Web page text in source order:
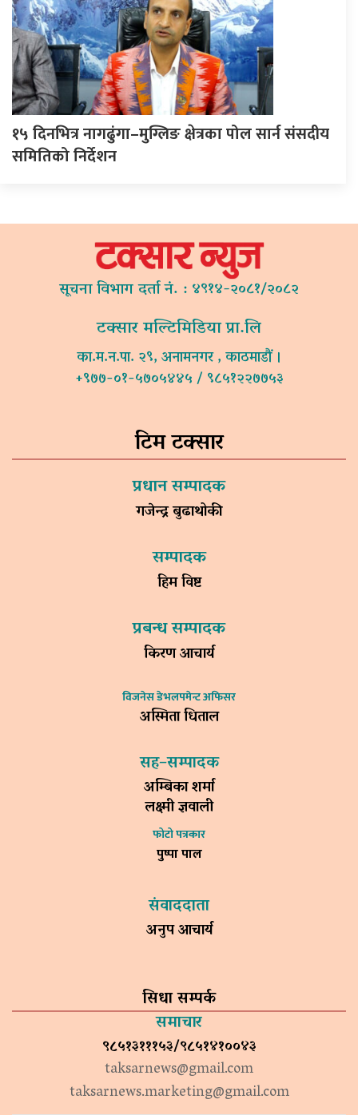
१५ दिनभित्र नागढुंगा–मुग्लिङ क्षेत्रका पोल सार्न संसदीय
समितिको निर्देशन
सूचना विभाग दर्ता नं. : ४९१४-२०८१/२०८२
टक्सार मल्टिमिडिया प्रा.लि
का.म.न.पा. २९, अनामनगर , काठमाडौं ।
+९७७-०१-५७०५४४५ / ९८५१२२७७५३
टिम टक्सार
प्रधान सम्पादक
गजेन्द्र बुढाथोकी
सम्पादक
हिम विष्ट
प्रबन्ध सम्पादक
किरण आचार्य
विजनेस डेभलपमेन्ट अफिसर
अस्मिता धिताल
सह–सम्पादक
अम्बिका शर्मा
लक्ष्मी ज्ञवाली
फोटो पत्रकार
पुष्पा पाल
संवाददाता
अनुप आचार्य
सिधा सम्पर्क
समाचार
९८५१३१११५३/९८५१४१००४३
taksarnews@gmail.com
taksarnews.marketing@gmail.com